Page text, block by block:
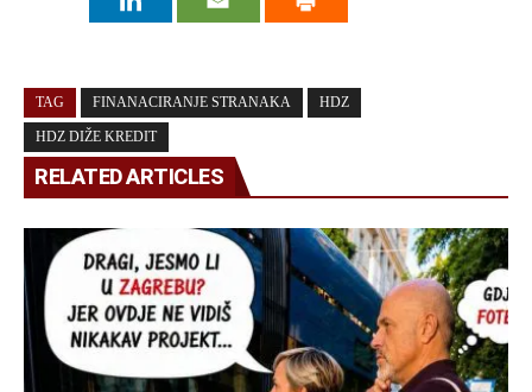
TAG FINANACIRANJE STRANAKA HDZ
HDZ DIŽE KREDIT
RELATED ARTICLES